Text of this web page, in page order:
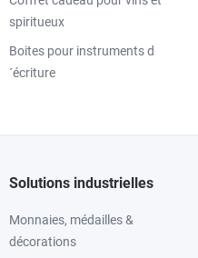
spiritueux
Boites pour instruments d
´écriture
Solutions industrielles
Monnaies, médailles &
décorations